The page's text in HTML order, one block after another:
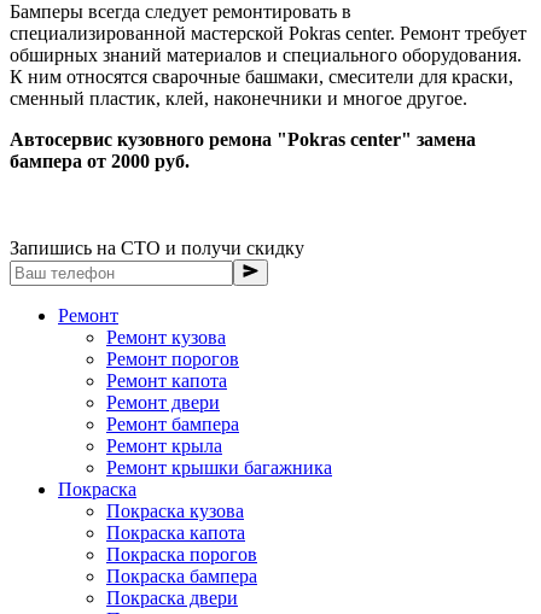
Бамперы всегда следует ремонтировать в
специализированной мастерской Pokras center. Ремонт требует
обширных знаний материалов и специального оборудования.
К ним относятся сварочные башмаки, смесители для краски,
сменный пластик, клей, наконечники и многое другое.
Автосервис кузовного ремона "Pokras center" замена
бампера от 2000 руб.
Запишись на СТО и получи скидку
Ремонт
Ремонт кузова
Ремонт порогов
Ремонт капота
Ремонт двери
Ремонт бампера
Ремонт крыла
Ремонт крышки багажника
Покраска
Покраска кузова
Покраска капота
Покраска порогов
Покраска бампера
Покраска двери